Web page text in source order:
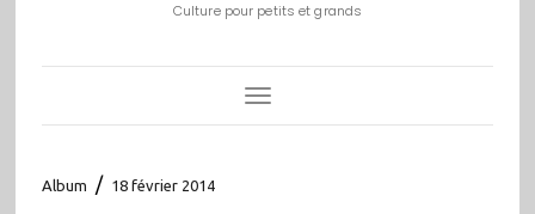
Culture pour petits et grands
Toggle
Navigation
Album / 18 février 2014